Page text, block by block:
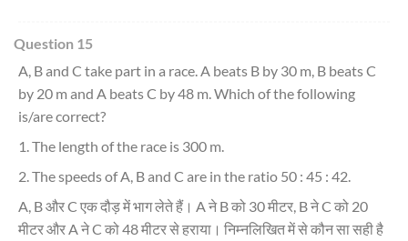
Question 15
A, B and C take part in a race. A beats B by 30 m, B beats C
by 20 m and A beats C by 48 m. Which of the following
is/are correct?
1. The length of the race is 300 m.
2. The speeds of A, B and C are in the ratio 50 : 45 : 42.
A, B और C एक दौड़ में भाग लेते हैं। A ने B को 30 मीटर, B ने C को 20
मीटर और A ने C को 48 मीटर से हराया। निम्नलिखित में से कौन सा सही है